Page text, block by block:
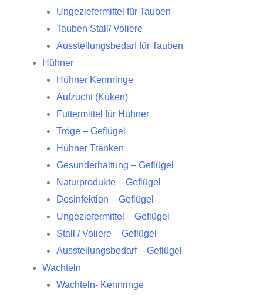
Ungeziefermittel für Tauben
Tauben Stall/ Voliere
Ausstellungsbedarf für Tauben
Hühner
Hühner Kennringe
Aufzucht (Küken)
Futtermittel für Hühner
Tröge – Geflügel
Hühner Tränken
Gesunderhaltung – Geflügel
Naturprodukte – Geflügel
Desinfektion – Geflügel
Ungeziefermittel – Geflügel
Stall / Voliere – Geflügel
Ausstellungsbedarf – Geflügel
Wachteln
Wachteln- Kennringe